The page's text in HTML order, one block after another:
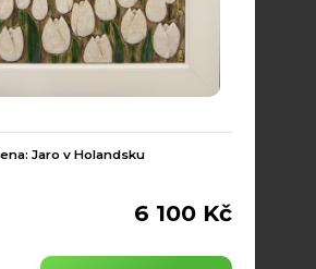
Jaro v Holandsku
6 100 Kč